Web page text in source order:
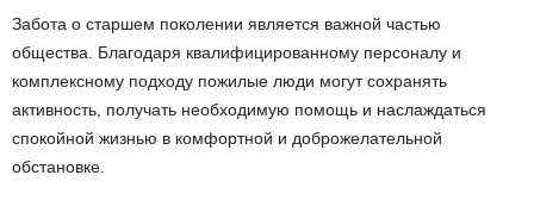
Забота о старшем поколении является важной частью
общества. Благодаря квалифицированному персоналу и
комплексному подходу пожилые люди могут сохранять
активность, получать необходимую помощь и наслаждаться
спокойной жизнью в комфортной и доброжелательной
обстановке.